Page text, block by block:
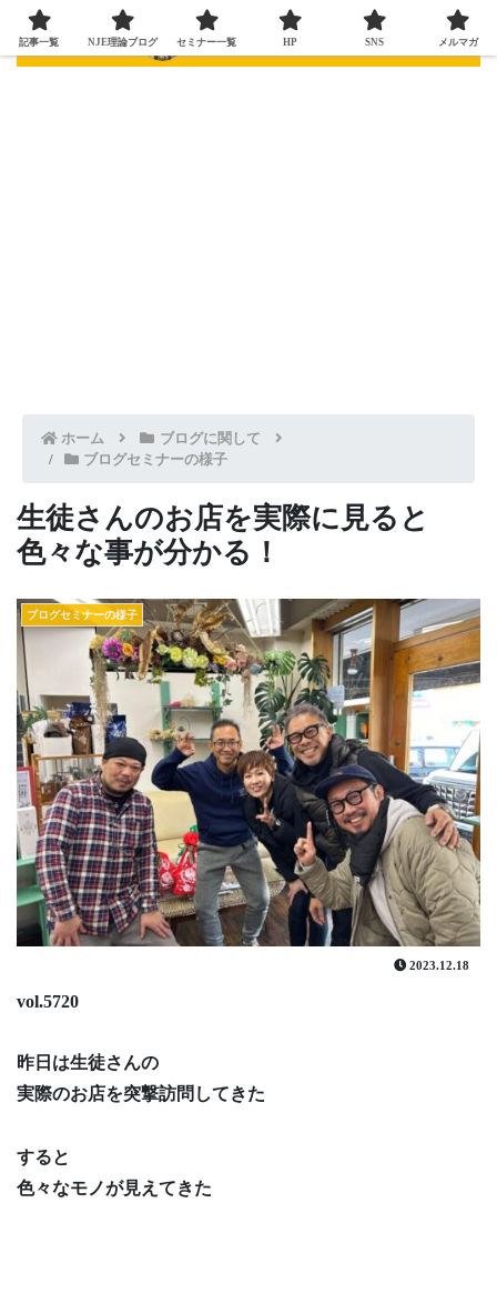
ホーム
ブログに関して
ブログセミナーの様子
生徒さんのお店を実際に見ると
色々な事が分かる！
ブログセミナーの様子
2023.12.18
vol.5720
昨日は生徒さんの
実際のお店を突撃訪問してきた
すると
色々なモノが見えてきた
記事一覧 NJE理論ブログ セミナー一覧 HP SNS メルマガ